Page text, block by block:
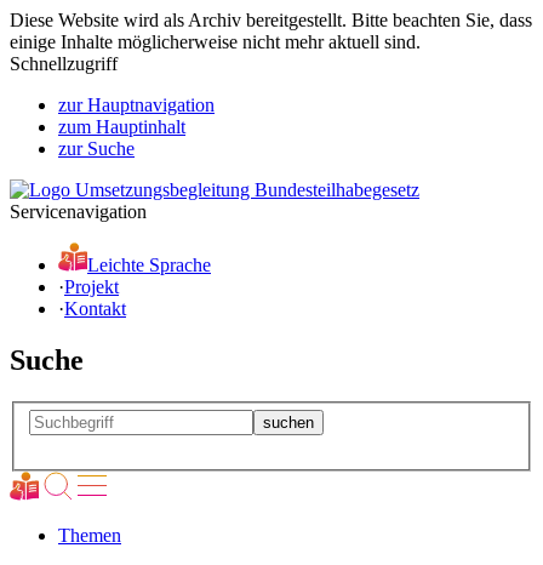
Diese Website wird als Archiv bereitgestellt. Bitte beachten Sie, dass
einige Inhalte möglicherweise nicht mehr aktuell sind.
Schnellzugriff
zur Hauptnavigation
zum Hauptinhalt
zur Suche
Servicenavigation
Leichte Sprache
·Projekt
·Kontakt
Suche
Themen